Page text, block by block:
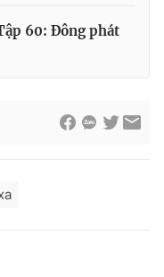
60: Đông phát